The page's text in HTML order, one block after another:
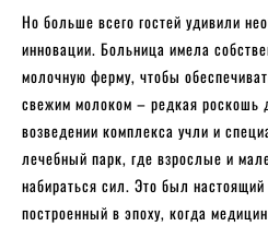
Но больше всего гостей удивили
инновации. Больница имела
молочную ферму, чтобы
свежим молоком – редкая роскошь
возведении комплекса учли и
лечебный парк, где взрослые и
набираться сил. Это был настоящий
построенный в эпоху, когда